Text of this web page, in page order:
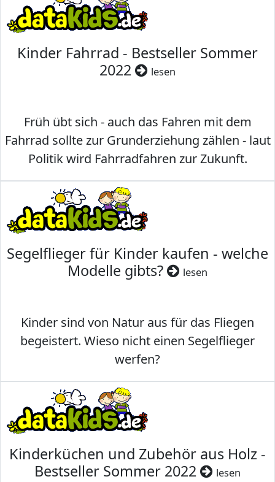
Kinder Fahrrad - Bestseller Sommer
2022
lesen
Früh übt sich - auch das Fahren mit dem
Fahrrad sollte zur Grunderziehung zählen - laut
Politik wird Fahrradfahren zur Zukunft.
Segelflieger für Kinder kaufen - welche
Modelle gibts?
lesen
Kinder sind von Natur aus für das Fliegen
begeistert. Wieso nicht einen Segelflieger
werfen?
Kinderküchen und Zubehör aus Holz -
Bestseller Sommer 2022
lesen